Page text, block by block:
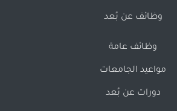
وظائف عن بُعد
وظائف عامة
مواعيد الجامعات
دورات عن بُعد